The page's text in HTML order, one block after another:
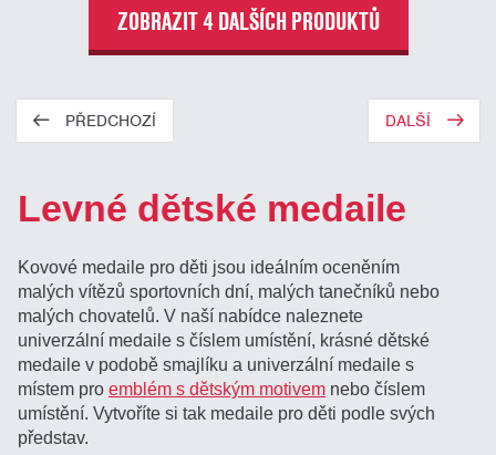
ZOBRAZIT 4 DALŠÍCH PRODUKTŮ
PŘEDCHOZÍ DALŠÍ
Levné dětské medaile
Kovové medaile pro děti jsou ideálním oceněním
malých vítězů sportovních dní, malých tanečníků nebo
malých chovatelů. V naší nabídce naleznete
univerzální medaile s číslem umístění, krásné dětské
medaile v podobě smajlíku a univerzální medaile s
místem proemblém s dětským motivem nebo číslem
umístění. Vytvoříte si tak medaile pro děti podle svých
představ.